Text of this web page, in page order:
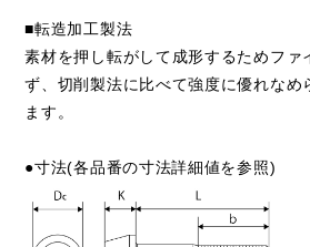
■転造加工製法
素材を押し転がして成形するためファ
ず、切削製法に比べて強度に優れなめ
ます。
●寸法(各品番の寸法詳細値を参照)